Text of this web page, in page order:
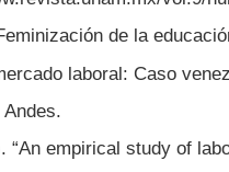
de la
laboral: Caso
“An empirical study of